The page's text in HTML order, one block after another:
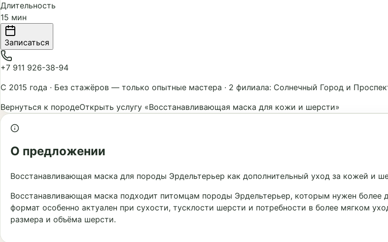
Длительность
15 мин
Записаться
+7 911 926-38-94
С 2015 года · Без стажёров — только опытные мастера · 2 филиала: Солнечный Город и
Вернуться к породеОткрыть услугу «Восстанавливающая маска для кожи и шерсти»
О предложении
Восстанавливающая маска для породы Эрдельтерьер как дополнительный уход за кожей и
Восстанавливающая маска подходит питомцам породы Эрдельтерьер, которым нужен
формат особенно актуален при сухости, тусклости шерсти и потребности в более мягком
размера и объёма шерсти.